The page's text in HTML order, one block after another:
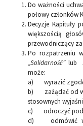
Do ważności
połowy członków
Decyzje Kapituły
większością
przewodniczący
Po rozpatrzeniu
„Solidarność” lub
może:
a) wyrazić zgodę
b) zażądać od
stosownych
c) odroczyć
d) odmówić